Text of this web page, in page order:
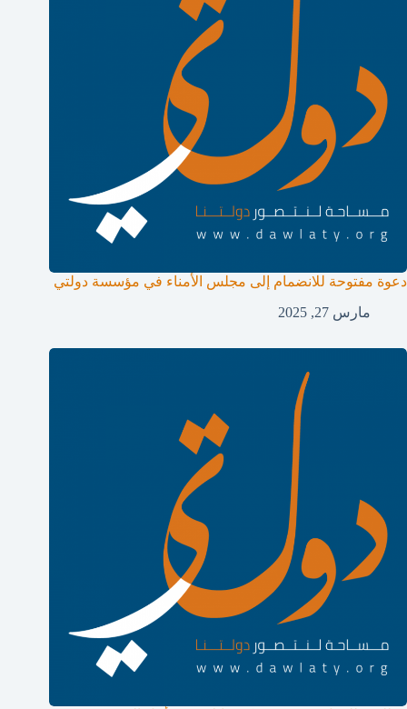
دعوة مفتوحة للانضمام إلى مجلس الأمناء في مؤسسة دولتي
مارس 27, 2025